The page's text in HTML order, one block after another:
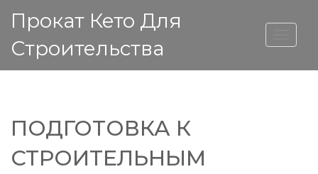
Прокат Кето Для
Строительства
ВЫСОТА ДОМА
ПОДГОТОВКА К
СТРОИТЕЛЬНЫМ